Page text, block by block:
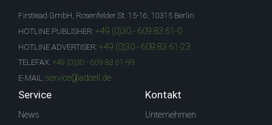
Firstlead GmbH, Rosenfelder St. 15-16, 10315 Berlin
HOTLINE PUBLISHER: +49 (0)30 - 609 83 61-0
HOTLINE ADVERTISER: +49 (0)30 - 609 83 61-23
TELEFAX: +49 (0)30 - 609 83 61-99
E-MAIL: service@adcell.de
Service
News
Kontakt
Unternehmen